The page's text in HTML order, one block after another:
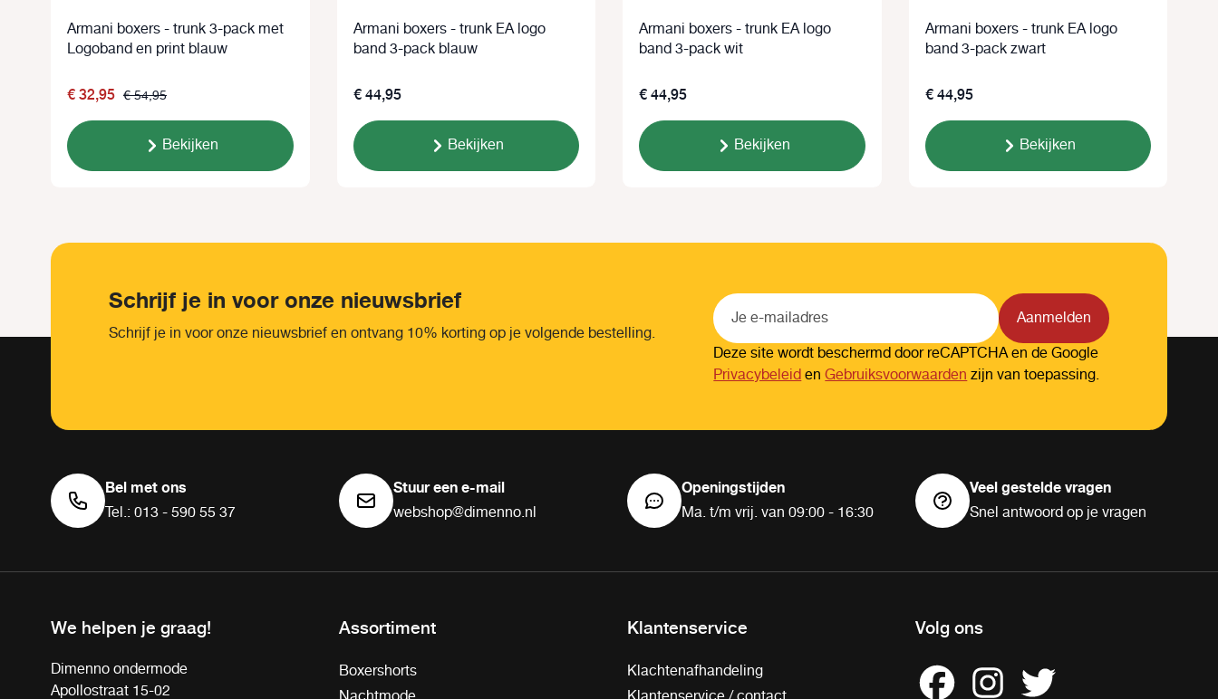
Armani boxers - trunk 3-pack met
Logoband en print blauw
€ 32,95 € 54,95
Bekijken
Armani boxers - trunk EA logo
band 3-pack blauw
€ 44,95
Bekijken
Armani boxers - trunk EA logo
band 3-pack wit
€ 44,95
Bekijken
Armani boxers - trunk EA logo
band 3-pack zwart
€ 44,95
Bekijken
Schrijf je in voor onze nieuwsbrief
Schrijf je in voor onze nieuwsbrief en ontvang 10% korting op je volgende bestelling.
Aanmelden
Deze site wordt beschermd door reCAPTCHA en de Google
PrivacybeleidenGebruiksvoorwaardenzijn van toepassing.
Bel met ons
Tel.: 013 - 590 55 37
Stuur een e-mail
webshop@dimenno.nl
Openingstijden
Ma. t/m vrij. van 09:00 - 16:30
Veel gestelde vragen
Snel antwoord op je vragen
We helpen je graag!
Dimenno ondermode
Apollostraat 15-02
Assortiment
Boxershorts
Klantenservice
Klachtenafhandeling
Volg ons